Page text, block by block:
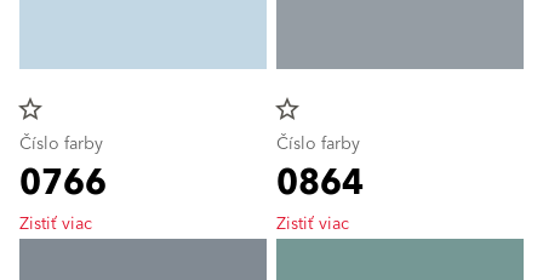
star_border
Číslo farby
0766
Zistiť viac
star_border
Číslo farby
0864
Zistiť viac